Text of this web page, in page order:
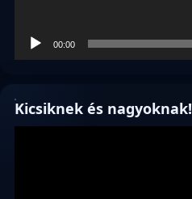
00:00
Kicsiknek és nagyoknak!